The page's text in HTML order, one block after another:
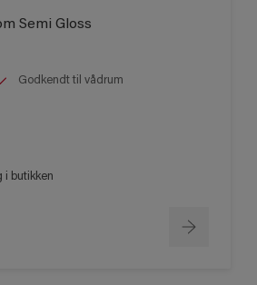
Semi Gloss
Godkendt til vådrum
i butikken